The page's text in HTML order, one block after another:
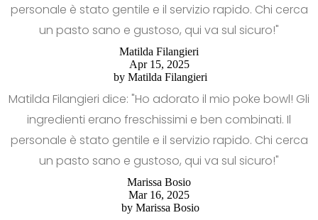
personale è stato gentile e il servizio rapido. Chi cerca
un pasto sano e gustoso, qui va sul sicuro!"
Matilda Filangieri
Apr 15, 2025
by Matilda Filangieri
Matilda Filangieri dice: "Ho adorato il mio poke bowl! Gli
ingredienti erano freschissimi e ben combinati. Il
personale è stato gentile e il servizio rapido. Chi cerca
un pasto sano e gustoso, qui va sul sicuro!"
Marissa Bosio
Mar 16, 2025
by Marissa Bosio